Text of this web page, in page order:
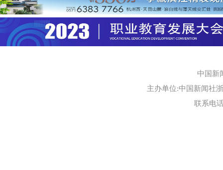
中国新
主办单位:中国新闻社
联系电